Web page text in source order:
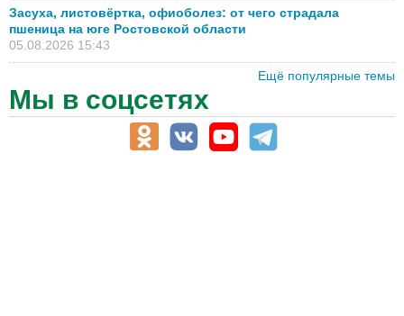
Засуха, листовёртка, офиоболез: от чего страдала
пшеница на юге Ростовской области
05.08.2026 15:43
Ещё популярные темы
Мы в соцсетях